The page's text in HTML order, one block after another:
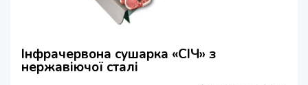
Інфрачервона сушарка «СІЧ» з
нержавіючої сталі